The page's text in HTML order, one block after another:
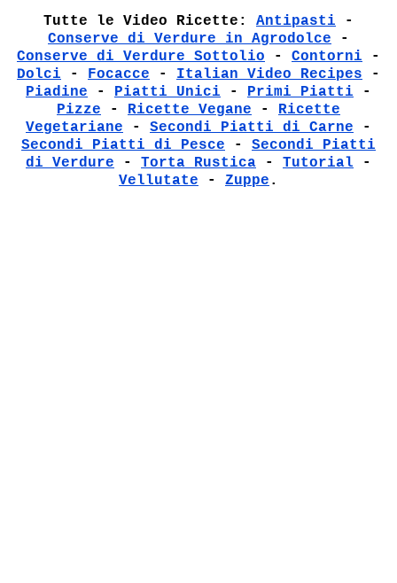
Tutte le Video Ricette: Antipasti -
Conserve di Verdure in Agrodolce -
Conserve di Verdure Sottolio - Contorni -
Dolci - Focacce - Italian Video Recipes -
Piadine - Piatti Unici - Primi Piatti -
Pizze - Ricette Vegane - Ricette
Vegetariane - Secondi Piatti di Carne -
Secondi Piatti di Pesce - Secondi Piatti
di Verdure - Torta Rustica - Tutorial -
Vellutate - Zuppe .